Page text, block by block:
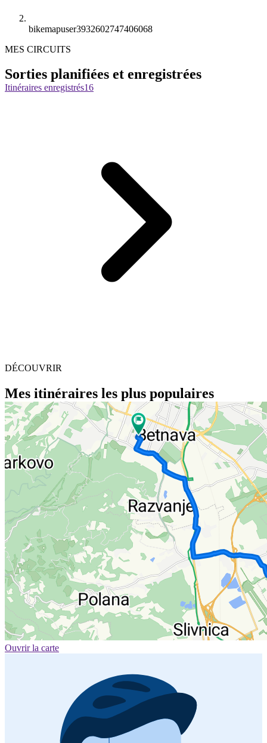
bikemapuser3932602747406068
MES CIRCUITS
Sorties planifiées et enregistrées
Itinéraires enregistrés16
DÉCOUVRIR
Mes itinéraires les plus populaires
Ouvrir la carte